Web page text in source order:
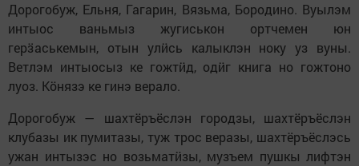
Дорогобуж, Ельня, Гагарин, Вязьма, Бородино. Вуылэм
интыос ваньмыз жугиськон ортчемен юн
герӟаськемын, отын улӥсь калыклэн ноку уз вуны.
Ветлэм интыосыз ке гожтӥд, одӥг книга но гожтоно
луоз. Кӧнязэ ке гинэ верало.
Дорогобуж — шахтёръёслэн городзы, шахтёръёслэн
клубазы ик пумитазы, туж трос веразы, шахтёръёслэсь
ужан интызэс но возьматӥзы, музъем пушкы лифтэн